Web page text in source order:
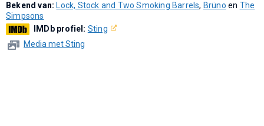
Bekend van: Lock, Stock and Two Smoking Barrels, Brüno en The
Simpsons
IMDb profiel: Sting
Media met Sting